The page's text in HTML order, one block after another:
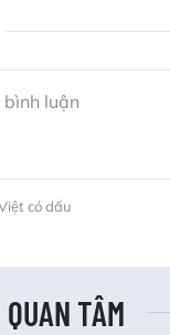
có dấu
TÂM